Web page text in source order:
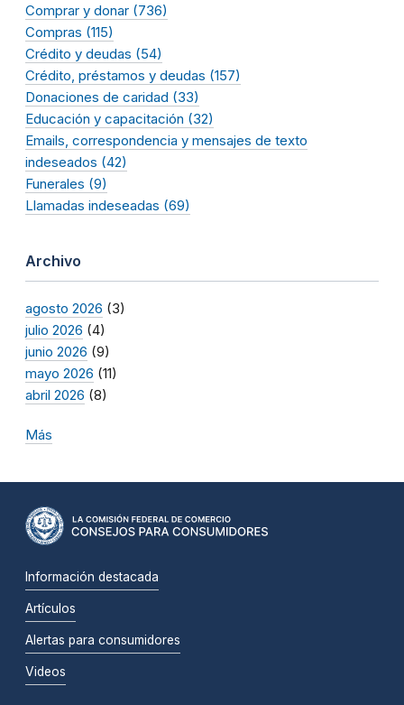
Comprar y donar (736)
Compras (115)
Crédito y deudas (54)
Crédito, préstamos y deudas (157)
Donaciones de caridad (33)
Educación y capacitación (32)
Emails, correspondencia y mensajes de texto
indeseados (42)
Funerales (9)
Llamadas indeseadas (69)
Archivo
agosto 2026 (3)
julio 2026 (4)
junio 2026 (9)
mayo 2026 (11)
abril 2026 (8)
Más
Información destacada
Artículos
Alertas para consumidores
Videos